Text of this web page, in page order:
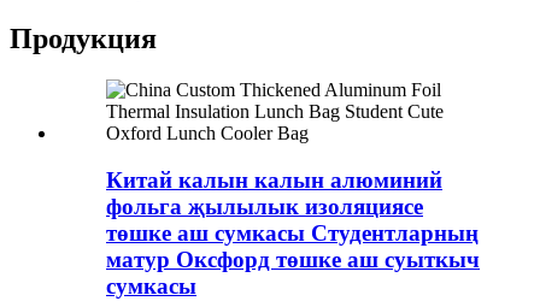
Продукция
Китай калын калын алюминий
фольга җылылык изоляциясе
төшке аш сумкасы Студентларның
матур Оксфорд төшке аш суыткыч
сумкасы